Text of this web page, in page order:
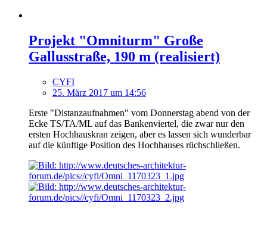
Projekt "Omniturm" Große
Gallusstraße, 190 m (realisiert)
CYFI
25. März 2017 um 14:56
Erste "Distanzaufnahmen" vom Donnerstag abend von der
Ecke TS/TA/ML auf das Bankenviertel, die zwar nur den
ersten Hochhauskran zeigen, aber es lassen sich wunderbar
auf die künftige Position des Hochhauses rüchschließen.